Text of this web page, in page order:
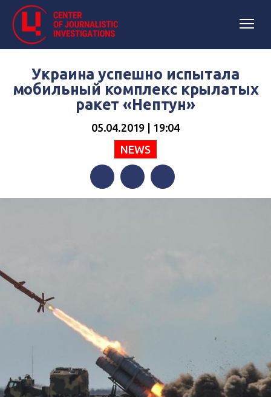
Украина успешно испытала
мобильный комплекс крылатых
ракет «Нептун»
05.04.2019 | 19:04
NEWS
FacebookTwitterTelegram